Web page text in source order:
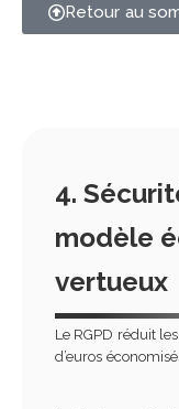
Retour au
4.
modèle
vertueux
Le RGPD réduit
d’euros